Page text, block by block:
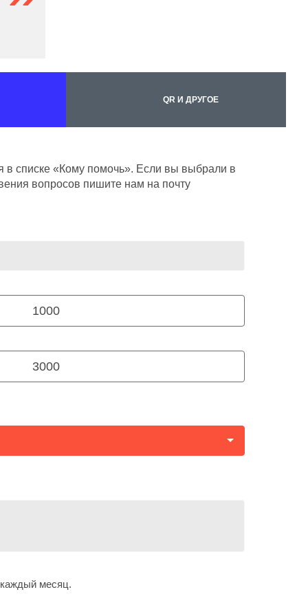
QR И ДРУГОЕ
списке «Кому помочь». Если вы выбрали в
вопросов пишите нам на почту
1000
3000
месяц.